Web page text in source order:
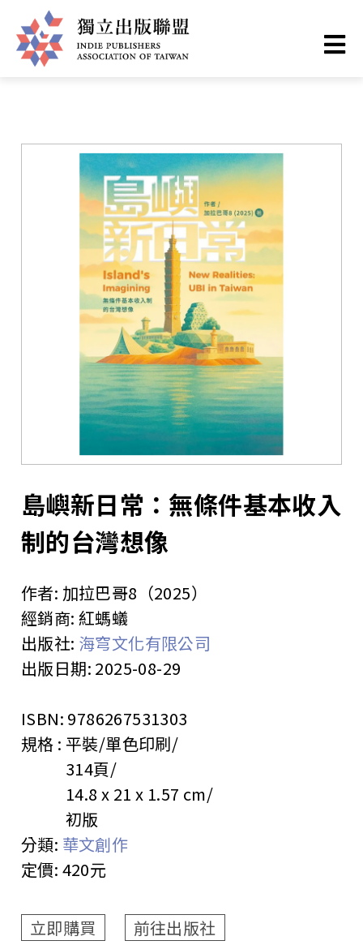
至
主
立
您
裡
首頁 ❯ 書籍一覽
島嶼新日常：無條件基本收入
制的台灣想像
作者: 加拉巴哥8（2025）
經銷商: 紅螞蟻
出版社: 海穹文化有限公司
出版日期: 2025-08-29
ISBN: 9786267531303
規格 : 平裝/單色印刷
314頁
14.8 x 21 x 1.57 cm
初版
分類: 華文創作
定價: 420元
立即購買 前往出版社